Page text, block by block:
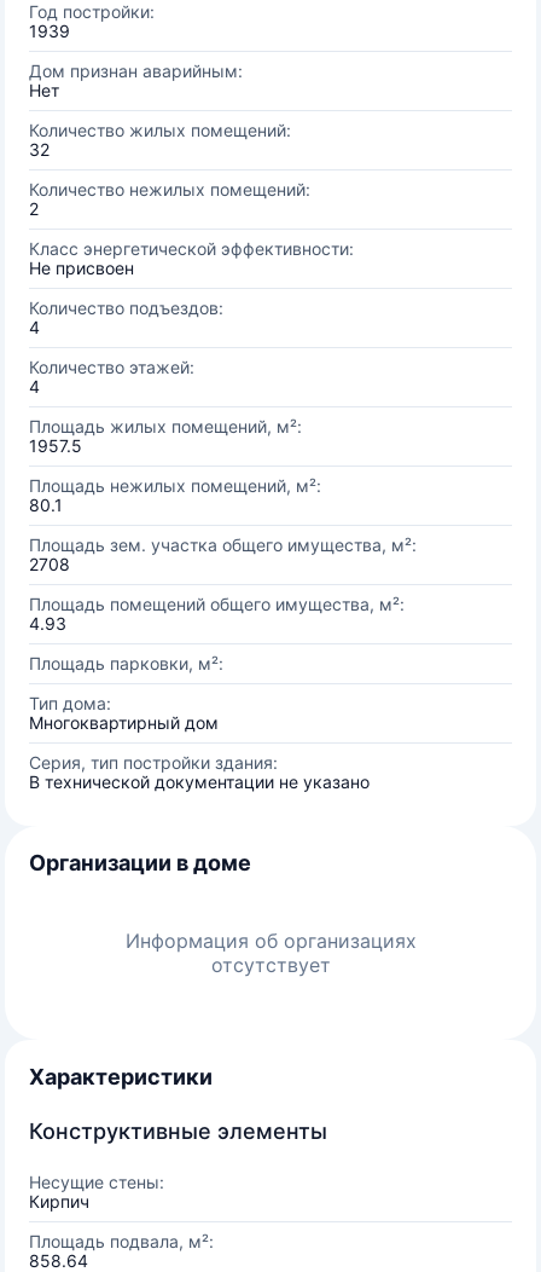
Год постройки:
1939
Дом признан аварийным:
Нет
Количество жилых помещений:
32
Количество нежилых помещений:
2
Класс энергетической эффективности:
Не присвоен
Количество подъездов:
4
Количество этажей:
4
Площадь жилых помещений, м²:
1957.5
Площадь нежилых помещений, м²:
80.1
Площадь зем. участка общего имущества, м²:
2708
Площадь помещений общего имущества, м²:
4.93
Площадь парковки, м²:
Тип дома:
Многоквартирный дом
Серия, тип постройки здания:
В технической документации не указано
Организации в доме
Информация об организациях
отсутствует
Характеристики
Конструктивные элементы
Несущие стены:
Кирпич
Площадь подвала, м²:
858.64